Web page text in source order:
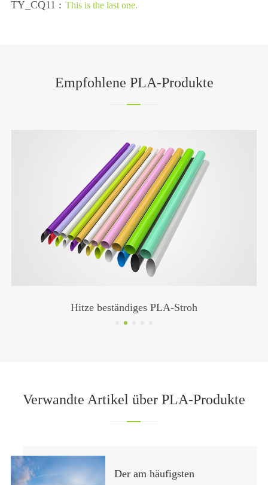
TY_CQ11 : This is the last one.
Empfohlene PLA-Produkte
Hitze beständiges PLA-Stroh
Verwandte Artikel über PLA-Produkte
Der am häufigsten